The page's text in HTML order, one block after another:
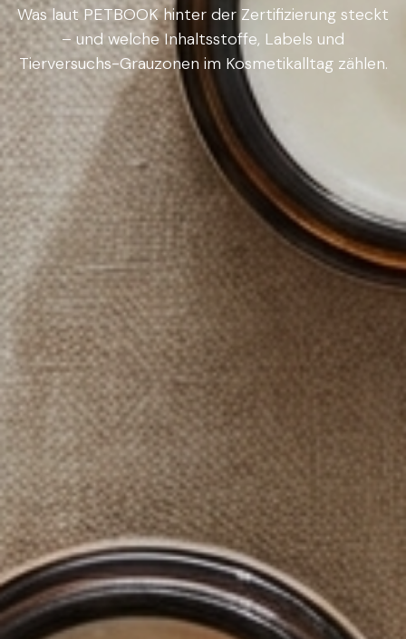
Was laut PETBOOK hinter der Zertifizierung steckt
– und welche Inhaltsstoffe, Labels und
Tierversuchs-Grauzonen im Kosmetikalltag zählen.